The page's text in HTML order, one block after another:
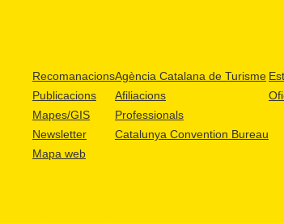
Recomanacions
Publicacions
Mapes/GIS
Newsletter
Mapa web
Agència Catalana de Turisme
Afiliacions
Professionals
Catalunya Convention Bureau